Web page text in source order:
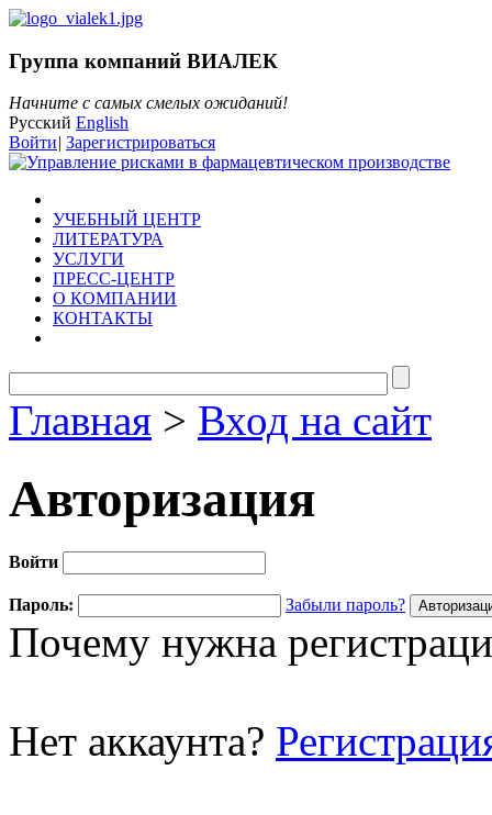
Группа компаний ВИАЛЕК
Начните с самых смелых ожиданий!
Русский English
Войти| Зарегистрироваться
УЧЕБНЫЙ ЦЕНТР
ЛИТЕРАТУРА
УСЛУГИ
ПРЕСС-ЦЕНТР
О КОМПАНИИ
КОНТАКТЫ
Главная > Вход на сайт
Авторизация
Войти
Пароль: Забыли пароль?
Почему нужна
Нет аккаунта?